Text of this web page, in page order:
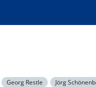
Georg Restle Jörg